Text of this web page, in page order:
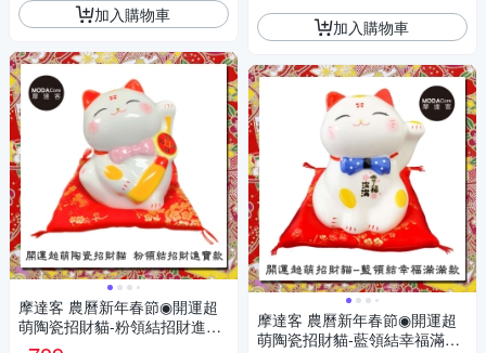
加入購物車
摩達客 農曆新年春節◉開運超
萌陶瓷招財貓-粉領結招財進寶
款/撲滿存錢桶擺飾桌飾(含坐
加入購物車
摩達客 農曆新年春節◉開運超
萌陶瓷招財貓-藍領結幸福滿滿